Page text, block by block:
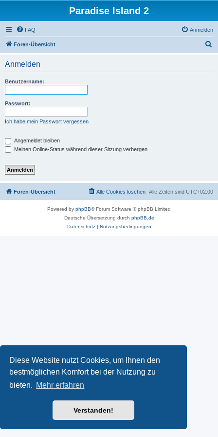
Diese Website nutzt Cookies, um Ihnen den
bestmöglichen Komfort bei der Nutzung zu
bieten. Mehr erfahren
Verstanden!
Paradise Island 2
FAQ Anmelden
Foren-Übersicht
Anmelden
Benutzername:
Passwort:
Ich habe mein Passwort vergessen
Angemeldet bleiben
Meinen Online-Status während dieser Sitzung verbergen
Foren-Übersicht Alle Zeiten sind UTC+02:00
Alle Cookies löschen
Powered by phpBB® Forum Software © phpBB Limited
Deutsche Übersetzung durch phpBB.de
Datenschutz| Nutzungsbedingungen